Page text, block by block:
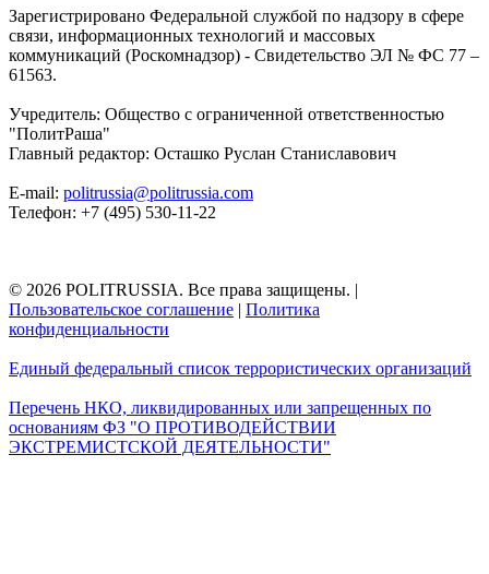
Зарегистрировано Федеральной службой по надзору в сфере
связи, информационных технологий и массовых
коммуникаций (Роскомнадзор) - Свидетельство ЭЛ № ФС 77 –
61563.
Учредитель: Общество с ограниченной ответственностью
"ПолитРаша"
Главный редактор: Осташко Руслан Станиславович
E-mail: politrussia@politrussia.com
Телефон: +7 (495) 530-11-22
© 2026 POLITRUSSIA. Все права защищены. |
Пользовательское соглашение | Политика
конфиденциальности
Единый федеральный список террористических организаций
Перечень НКО, ликвидированных или запрещенных по
основаниям ФЗ "О ПРОТИВОДЕЙСТВИИ
ЭКСТРЕМИСТСКОЙ ДЕЯТЕЛЬНОСТИ"